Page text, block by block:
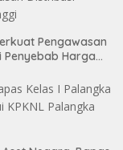
Pengawasan
Penyebab Harga